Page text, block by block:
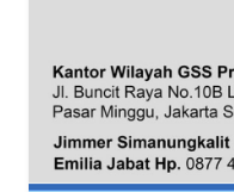
WN
SERAMBI
WN
JAMBI